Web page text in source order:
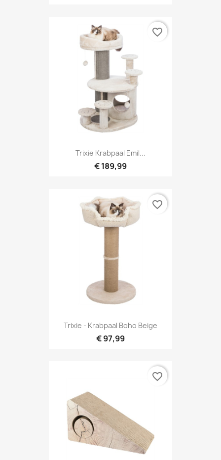
Trixie Krabpaal Emil...
€ 189,99
favorite_border
Trixie - Krabpaal Boho Beige
€ 97,99
favorite_border
favorite_border